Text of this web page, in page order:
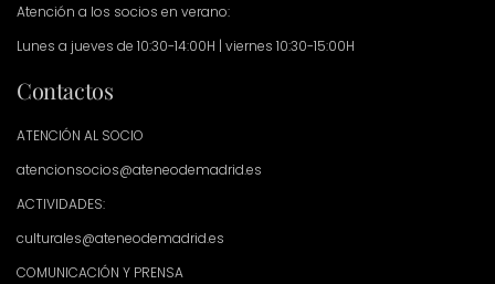
Atención a los socios en verano:
Lunes a jueves de 10:30-14:00H | viernes 10:30-15:00H
Contactos
ATENCIÓN AL SOCIO
atencionsocios@ateneodemadrid.es
ACTIVIDADES:
culturales@ateneodemadrid.es
COMUNICACIÓN Y PRENSA